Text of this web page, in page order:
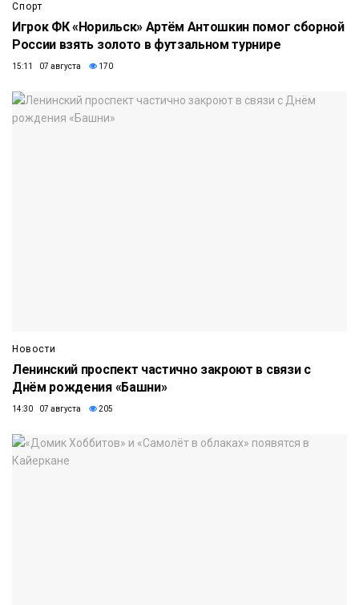
Спорт
Игрок ФК «Норильск» Артём Антошкин помог сборной
России взять золото в футзальном турнире
15:11 07 августа 170
Новости
Ленинский проспект частично закроют в связи с
Днём рождения «Башни»
14:30 07 августа 205